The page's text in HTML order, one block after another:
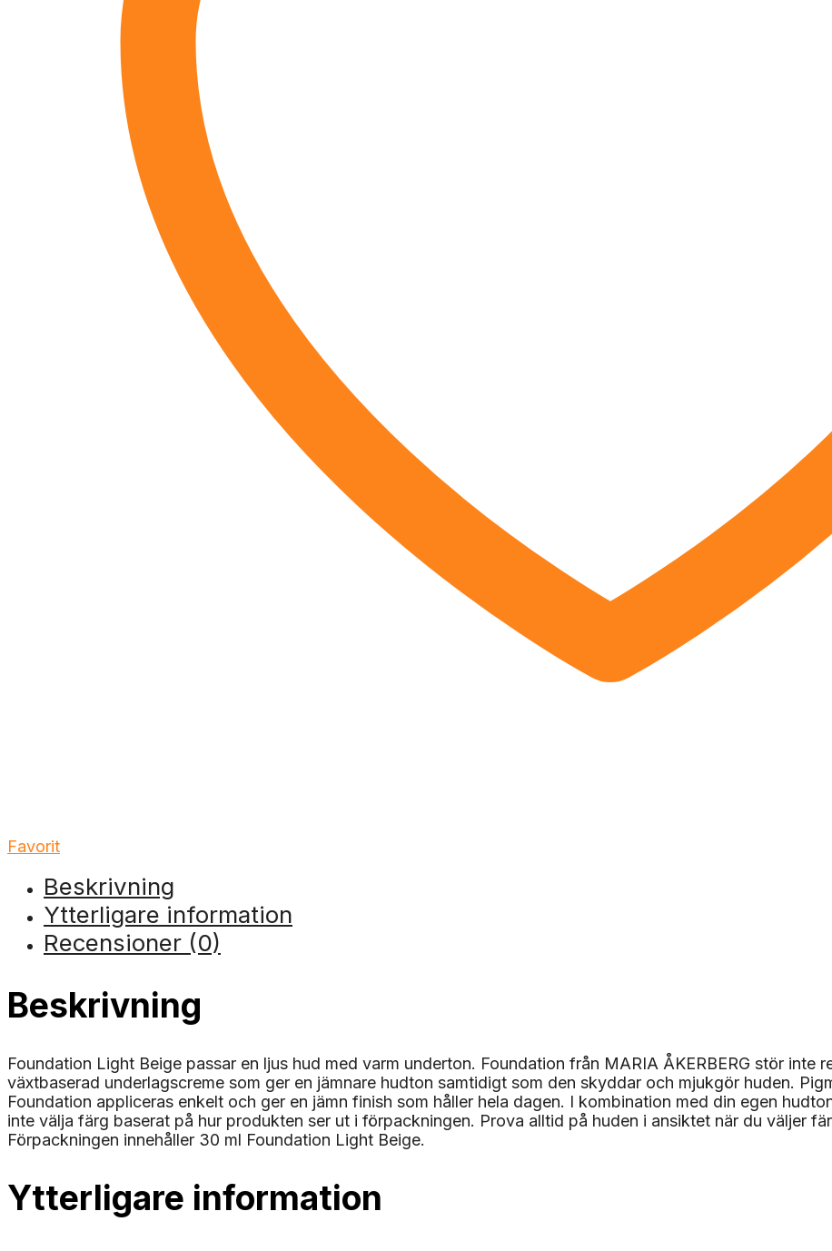
Favorit
Beskrivning
Ytterligare information
Recensioner (0)
Beskrivning
Foundation Light Beige passar en ljus hud med varm underton. Foundation från MARIA ÅKERBERG stör inte
växtbaserad underlagscreme som ger en jämnare hudton samtidigt som den skyddar och mjukgör huden.
Foundation appliceras enkelt och ger en jämn finish som håller hela dagen. I kombination med din egen
inte välja färg baserat på hur produkten ser ut i förpackningen. Prova alltid på huden i ansiktet när du väljer
Förpackningen innehåller 30 ml Foundation Light Beige.
Ytterligare information